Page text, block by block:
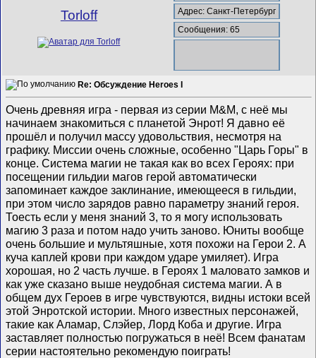
Torloff
Адрес: Санкт-Петербург
Сообщения: 65
Re: Обсуждение Heroes I
Очень древняя игра - первая из серии M&M, с неё мы
начинаем знакомиться с планетой Энрот! Я давно её
прошёл и получил массу удовольствия, несмотря на
графику. Миссии очень сложные, особенно "Царь Горы" в
конце. Система магии не такая как во всех Героях: при
посещении гильдии магов герой автоматически
запоминает каждое заклинание, имеющееся в гильдии,
при этом число зарядов равно параметру знаний героя.
Тоесть если у меня знаний 3, то я могу использовать
магию 3 раза и потом надо учить заново. Юниты вообще
очень большие и мультяшные, хотя похожи на Герои 2. А
куча каплей крови при каждом ударе умиляет). Игра
хорошая, но 2 часть лучше. в Героях 1 маловато замков и
как уже сказано выше неудобная система магии. А в
общем дух Героев в игре чувствуются, видны истоки всей
этой Энротской истории. Много известных персонажей,
такие как Аламар, Слэйер, Лорд Коба и другие. Игра
заставляет полностью погружаться в неё! Всем фанатам
серии настоятельно рекомендую поиграть!